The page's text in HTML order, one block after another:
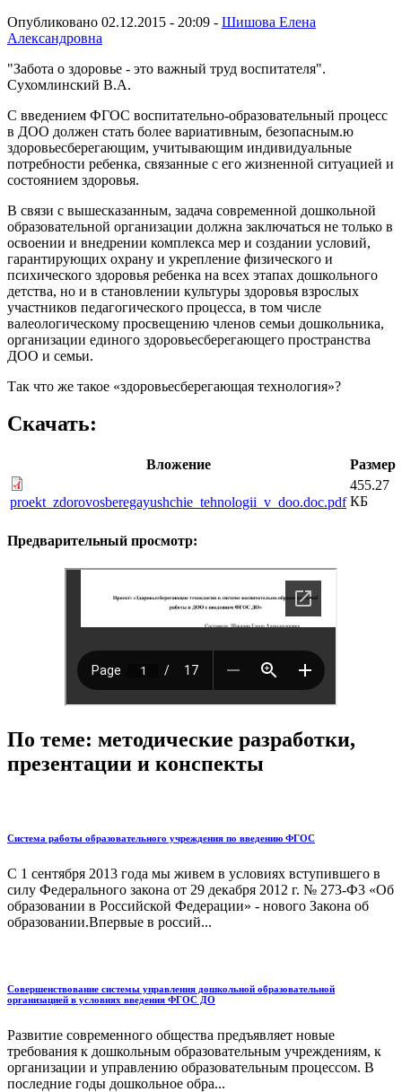
Опубликовано 02.12.2015 - 20:09 - Шишова Елена
Александровна
"Забота о здоровье - это важный труд воспитателя".
Сухомлинский В.А.
С введением ФГОС воспитательно-образовательный процесс
в ДОО должен стать более вариативным, безопасным.ю
здоровьесберегающим, учитывающим индивидуальные
потребности ребенка, связанные с его жизненной ситуацией и
состоянием здоровья.
В связи с вышесказанным, задача современной дошкольной
образовательной организации должна заключаться не только в
освоении и внедрении комплекса мер и создании условий,
гарантирующих охрану и укрепление физического и
психического здоровья ребенка на всех этапах дошкольного
детства, но и в становлении культуры здоровья взрослых
участников педагогического процесса, в том числе
валеологическому просвещению членов семьи дошкольника,
организации единого здоровьесберегающего пространства
ДОО и семьи.
Так что же такое «здоровьесберегающая технология»?
Скачать:
Вложение Размер
proekt_zdorovosberegayushchie_tehnologii_v_doo.doc.pdf
455.27
КБ
Предварительный просмотр:
По теме: методические разработки,
презентации и конспекты
Система работы образовательного учреждения по введению ФГОС
С 1 сентября 2013 года мы живем в условиях вступившего в
силу Федерального закона от 29 декабря 2012 г. № 273-Ф3 «Об
образовании в Российской Федерации» - нового Закона об
образовании.Впервые в россий...
Совершенствование системы управления дошкольной образовательной
организацией в условиях введения ФГОС ДО
Развитие современного общества предъявляет новые
требования к дошкольным образовательным учреждениям, к
организации и управлению образовательным процессом. В
последние годы дошкольное обра...